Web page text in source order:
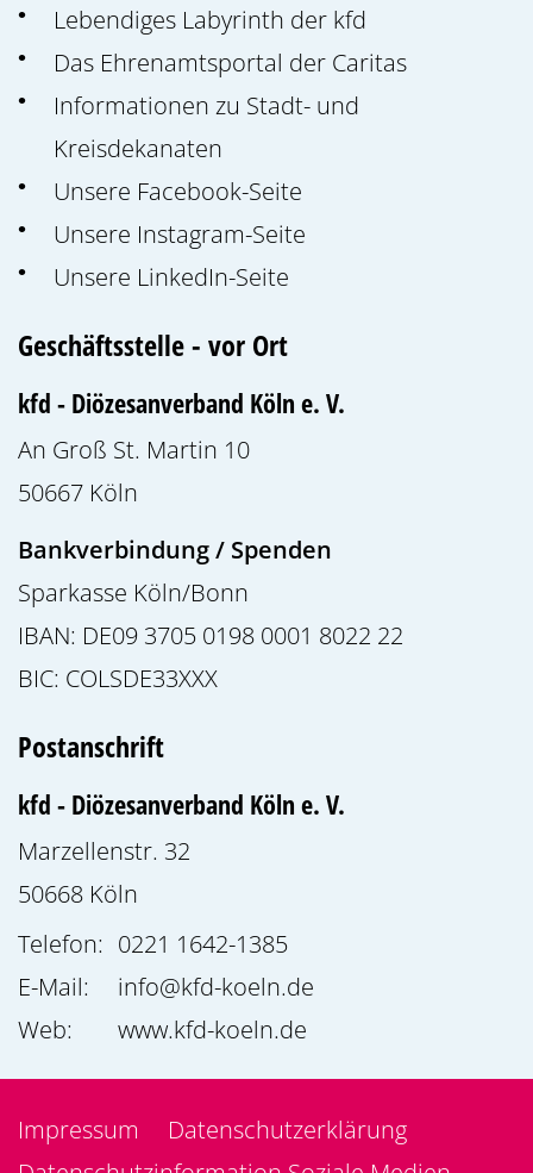
Lebendiges Labyrinth der kfd
Das Ehrenamtsportal der Caritas
Informationen zu Stadt- und
Kreisdekanaten
Unsere Facebook-Seite
Unsere Instagram-Seite
Unsere LinkedIn-Seite
Geschäftsstelle - vor Ort
kfd - Diözesanverband Köln e. V.
An Groß St. Martin 10
50667 Köln
Bankverbindung / Spenden
Sparkasse Köln/Bonn
IBAN: DE09 3705 0198 0001 8022 22
BIC: COLSDE33XXX
Postanschrift
kfd - Diözesanverband Köln e. V.
Marzellenstr. 32
50668 Köln
Telefon: 0221 1642-1385
E-Mail:
info@kfd-koeln.de
Web:
www.kfd-koeln.de
Impressum
Datenschutzerklärung